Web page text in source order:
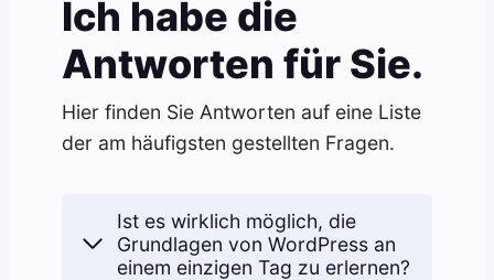
Ich habe die
Antworten für Sie.
Hier finden Sie Antworten auf eine Liste
der am häufigsten gestellten Fragen.
Ist es wirklich möglich, die
Grundlagen von WordPress an
einem einzigen Tag zu erlernen?